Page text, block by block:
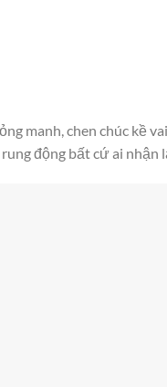
manh, chen chúc
động bất cứ ai nhận